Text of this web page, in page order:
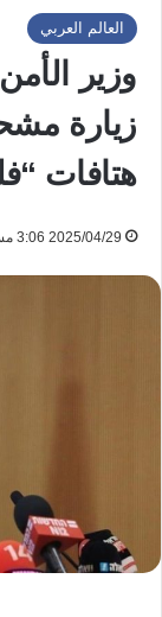
العالم العربي
وزير
زيارة
هتافات
2025/04/29 3:06 مساءً